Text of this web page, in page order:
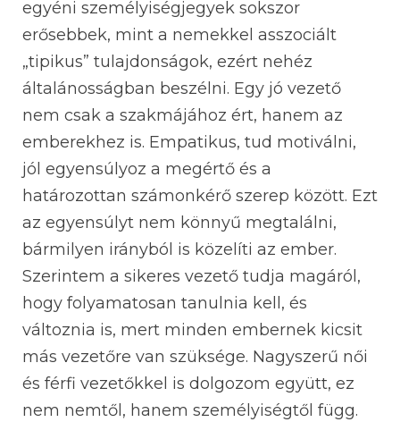
egyéni személyiségjegyek sokszor
erősebbek, mint a nemekkel asszociált
„tipikus” tulajdonságok, ezért nehéz
általánosságban beszélni. Egy jó vezető
nem csak a szakmájához ért, hanem az
emberekhez is. Empatikus, tud motiválni,
jól egyensúlyoz a megértő és a
határozottan számonkérő szerep között. Ezt
az egyensúlyt nem könnyű megtalálni,
bármilyen irányból is közelíti az ember.
Szerintem a sikeres vezető tudja magáról,
hogy folyamatosan tanulnia kell, és
változnia is, mert minden embernek kicsit
más vezetőre van szüksége. Nagyszerű női
és férfi vezetőkkel is dolgozom együtt, ez
nem nemtől, hanem személyiségtől függ.